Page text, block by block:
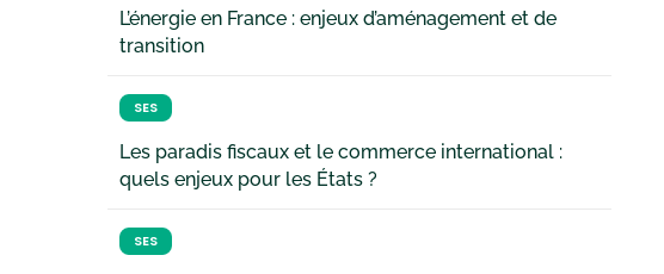
L’énergie en France : enjeux d’aménagement et de
transition
SES
Les paradis fiscaux et le commerce international :
quels enjeux pour les États ?
SES